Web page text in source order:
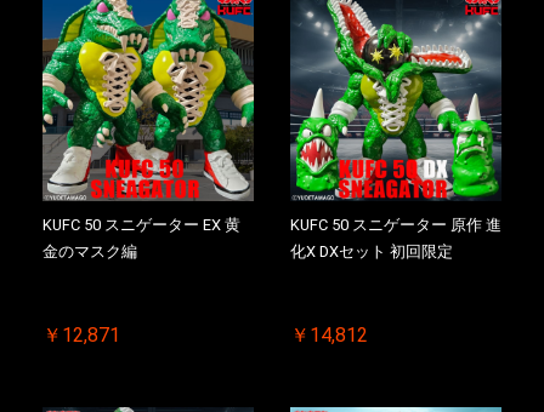
KUFC 50 スニゲーター EX 黄
金のマスク編
￥12,871
KUFC 50 スニゲーター 原作 進
化X DXセット 初回限定
￥14,812